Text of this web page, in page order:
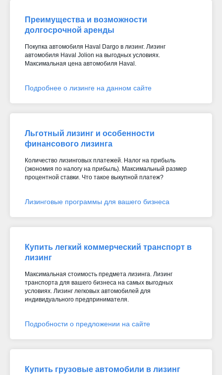
Преимущества и возможности
долгосрочной аренды
Покупка автомобиля Haval Dargo в лизинг. Лизинг
автомобиля Haval Jolion на выгодных условиях.
Максимальная цена автомобиля Haval.
Подробнее о лизинге на данном сайте
Льготный лизинг и особенности
финансового лизинга
Количество лизинговых платежей. Налог на прибыль
(экономия по налогу на прибыль). Максимальный размер
процентной ставки. Что такое выкупной платеж?
Лизинговые программы для вашего бизнеса
Купить легкий коммерческий транспорт в
лизинг
Максимальная стоимость предмета лизинга. Лизинг
транспорта для вашего бизнеса на самых выгодных
условиях. Лизинг легковых автомобилей для
индивидуального предпринимателя.
Подробности о предложении на сайте
Купить грузовые автомобили в лизинг